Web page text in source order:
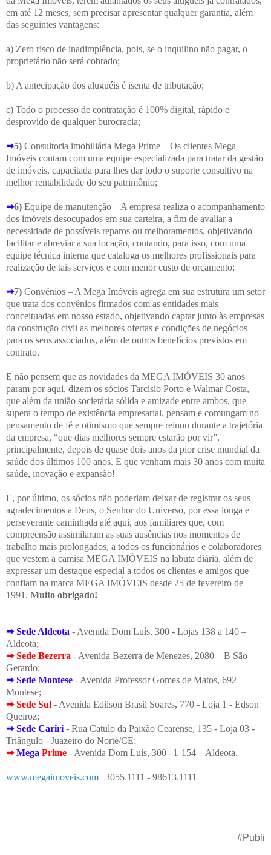
em até 12 meses, sem precisar apresentar qualquer garantia, além
das seguintes vantagens:
a) Zero risco de inadimplência, pois, se o inquilino não pagar, o
proprietário não será cobrado;
b) A antecipação dos aluguéis é isenta de tributação;
c) Todo o processo de contratação é 100% digital, rápido e
desprovido de qualquer burocracia;
➟5) Consultoria imobiliária Mega Prime – Os clientes Mega
Imóveis contam com uma equipe especializada para tratar da gestão
de imóveis, capacitada para lhes dar todo o suporte consultivo na
melhor rentabilidade do seu patrimônio;
➟6) Equipe de manutenção – A empresa realiza o acompanhamento
dos imóveis desocupados em sua carteira, a fim de avaliar a
necessidade de possíveis reparos ou melhoramentos, objetivando
facilitar e abreviar a sua locação, contando, para isso, com uma
equipe técnica interna que cataloga os melhores profissionais para
realização de tais serviços e com menor custo de orçamento;
➟7) Convênios – A Mega Imóveis agrega em sua estrutura um setor
que trata dos convênios firmados com as entidades mais
conceituadas em nosso estado, objetivando captar junto às empresas
da construção civil as melhores ofertas e condições de negócios
para os seus associados, além de outros benefícios previstos em
contrato.
E não pensem que as novidades da MEGA IMÓVEIS 30 anos
param por aqui, dizem os sócios Tarcísio Porto e Walmar Costa,
que além da união societária sólida e amizade entre ambos, que
supera o tempo de existência empresarial, pensam e comungam no
pensamento de fé e otimismo que sempre reinou durante a trajetória
da empresa, “que dias melhores sempre estarão por vir”,
principalmente, depois de quase dois anos da pior crise mundial da
saúde dos últimos 100 anos. E que venham mais 30 anos com muita
saúde, inovação e expansão!
E, por último, os sócios não poderiam deixar de registrar os seus
agradecimentos a Deus, o Senhor do Universo, por essa longa e
perseverante caminhada até aqui, aos familiares que, com
compreensão assimilaram as suas ausências nos momentos de
trabalho mais prolongados, a todos os funcionários e colaboradores
que vestem a camisa MEGA IMÓVEIS na labuta diária, além de
expressar um destaque especial a todos os clientes e amigos que
confiam na marca MEGA IMÓVEIS desde 25 de fevereiro de
1991. Muito obrigado!
➟Sede Aldeota - Avenida Dom Luís, 300 - Lojas 138 a 140 –
Aldeota;
➟ Sede Bezerra - Avenida Bezerra de Menezes, 2080 – B São
Gerardo;
➟Sede Montese - Avenida Professor Gomes de Matos, 692 –
Montese;
➟ Sede Sul - Avenida Edilson Brasil Soares, 770 - Loja 1 - Edson
Queiroz;
➟Sede Cariri - Rua Catulo da Paixão Cearense, 135 - Loja 03 -
Triângulo - Juazeiro do Norte/CE;
➟Mega Prime - Avenida Dom Luís, 300 - l. 154 – Aldeota.
www.megaimoveis.com | 3055.1111 - 98613.1111
#Publi